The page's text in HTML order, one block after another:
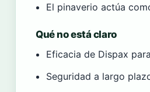
El pinaverio actúa
Qué no está claro
Eficacia de Dispax
Seguridad a largo